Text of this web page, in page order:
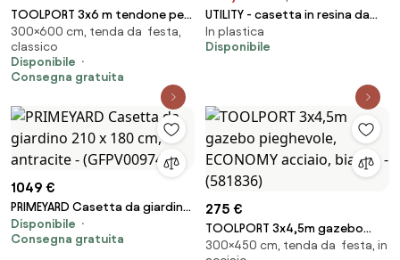
TOOLPORT 3x6 m tendone per
feste, PE 350, bianco - (90101)
300×600 cm, tenda da festa,
classico
Disponibile
Consegna gratuita
UTILITY - casetta in resina da
giardino porta attrezzi
In plastica
Disponibile
1049 €
PRIMEYARD Casetta da giardino
210 x 180 cm, antracite -
(GFPV00974)
Disponibile
Consegna gratuita
275 €
TOOLPORT 3x4,5m gazebo
pieghevole, ECONOMY acciaio,
300×450 cm, tenda da festa, in